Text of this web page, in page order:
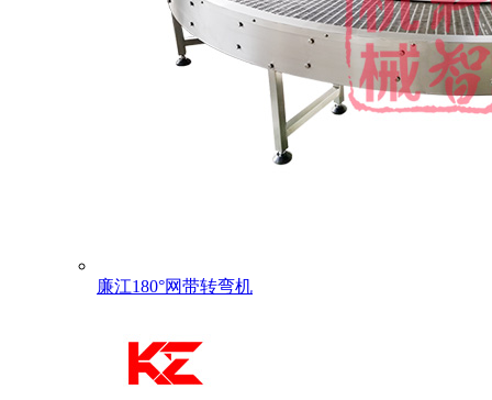
廉江180°网带转弯机